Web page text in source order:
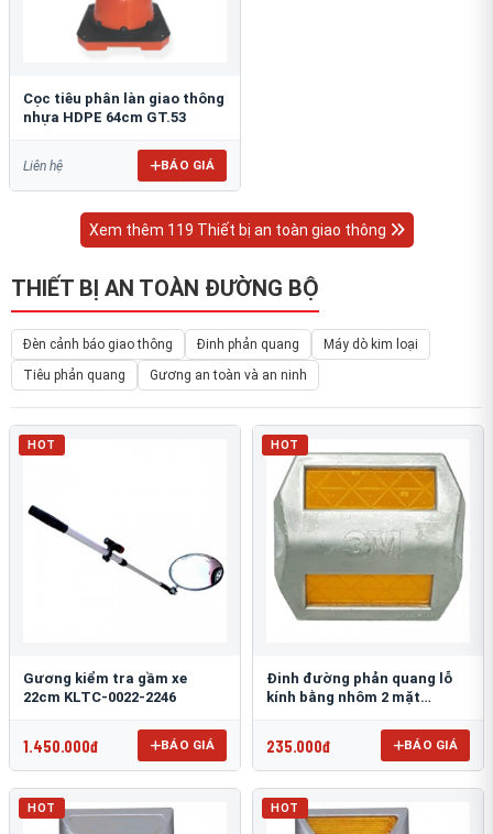
Cọc tiêu phân làn giao thông
nhựa HDPE 64cm GT.53
Liên hệ BÁO GIÁ
Xem thêm 119 Thiết bị an toàn giao thông
THIẾT BỊ AN TOÀN ĐƯỜNG BỘ
Đèn cảnh báo giao thông Đinh phản quang
Máy dò kim loại
Tiêu phản quang
Gương an toàn và an ninh
HOT
Gương kiểm tra gầm xe
22cm KLTC-0022-2246
1.450.000đ BÁO GIÁ
HOT
Đinh đường phản quang lỗ
kính bằng nhôm 2 mặt
235.000đ BÁO GIÁ
HOT HOT